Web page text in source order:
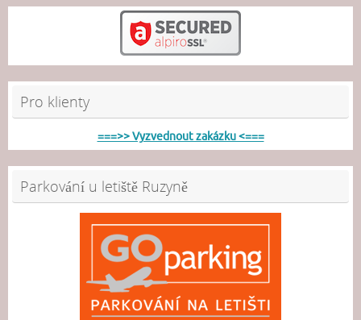
Pro klienty
===>> Vyzvednout zakázku <===
Parkování u letiště Ruzyně